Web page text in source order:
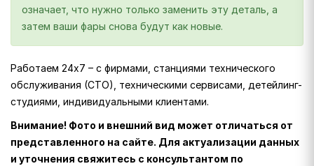
означает, что нужно только заменить эту деталь, а
затем ваши фары снова будут как новые.
Работаем 24х7 – с фирмами, станциями технического
обслуживания (СТО), техническими сервисами, детейлинг-
студиями, индивидуальными клиентами.
Внимание! Фото и внешний вид может отличаться от
представленного на сайте. Для актуализации данных
и уточнения свяжитесь с консультантом по